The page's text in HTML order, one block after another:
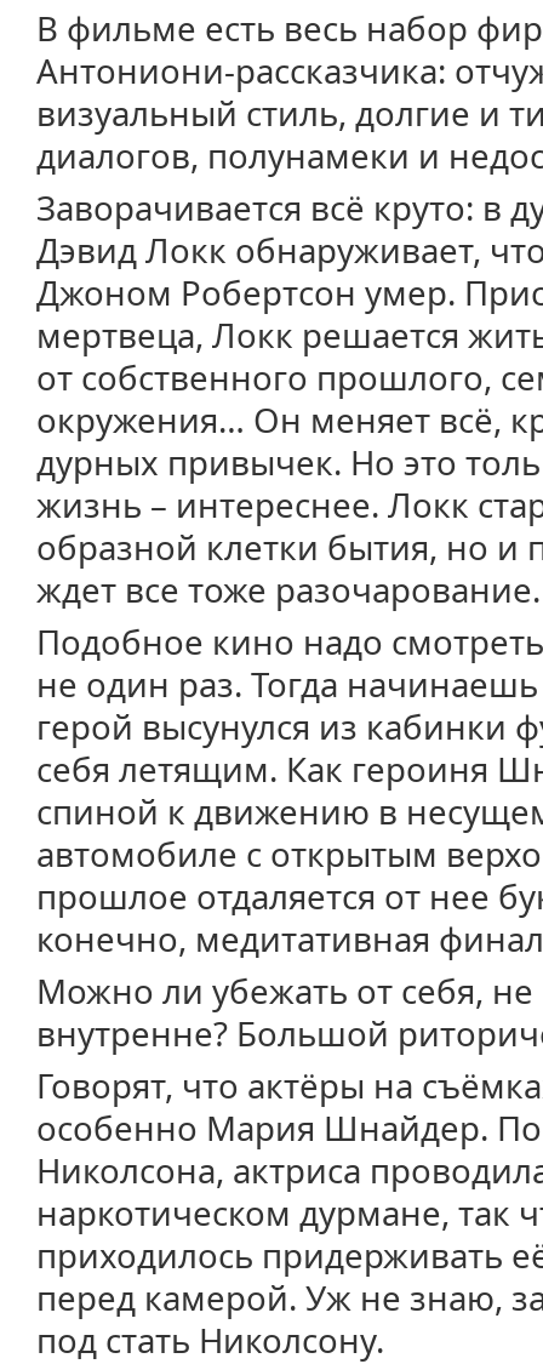
В фильме есть весь набор
Антониони-рассказчика:
визуальный стиль, долгие и
диалогов, полунамеки и
Заворачивается всё круто: в
Дэвид Локк обнаруживает,
Джоном Робертсон умер.
мертвеца, Локк решается
от собственного прошлого,
окружения… Он меняет всё,
дурных привычек. Но это
жизнь – интереснее. Локк
образной клетки бытия, но
ждет все тоже разочарование.
Подобное кино надо
не один раз. Тогда
герой высунулся из кабинки
себя летящим. Как героиня
спиной к движению в
автомобиле с открытым
прошлое отдаляется от нее
конечно, медитативная
Можно ли убежать от себя,
внутренне? Большой
Говорят, что актёры на
особенно Мария Шнайдер. По
Николсона, актриса
наркотическом дурмане, так
приходилось придерживать
перед камерой. Уж не знаю,
под стать Николсону.